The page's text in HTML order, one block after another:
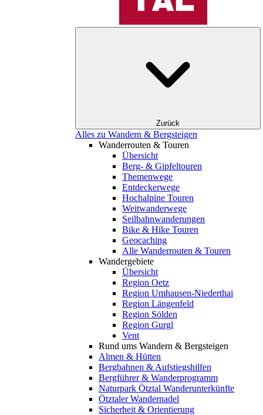
Zurück
Alles zu Wandern & Bergsteigen
Wanderrouten & Touren
Übersicht
Berg- & Gipfeltouren
Themenwege
Entdeckerwege
Hochalpine Touren
Weitwanderwege
Seilbahnwanderungen
Bike & Hike Touren
Geocaching
Alle Wanderrouten & Touren
Wandergebiete
Übersicht
Region Oetz
Region Umhausen-Niederthai
Region Längenfeld
Region Sölden
Region Gurgl
Vent
Rund ums Wandern & Bergsteigen
Almen & Hütten
Bergbahnen & Aufstiegshilfen
Bergführer & Wanderprogramm
Naturpark Ötztal Wanderunterkünfte
Ötztaler Wandernadel
Sicherheit & Orientierung